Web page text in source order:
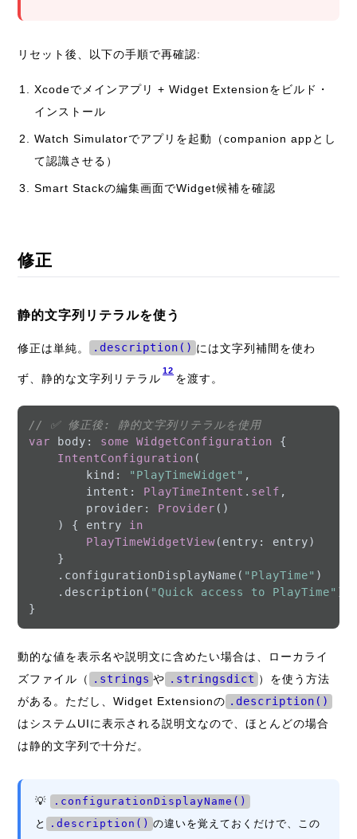
リセット後、以下の手順で再確認:
Xcodeでメインアプリ + Widget Extensionをビルド・
インストール
Watch Simulatorでアプリを起動（companion appとし
て認識させる）
Smart Stackの編集画面でWidget候補を確認
修正
静的文字列リテラルを使う
修正は単純。 .description() には文字列補間を使わ
ず、静的な文字列リテラル
12
を渡す。
// ✅ 修正後: 静的文字列リテラルを使用
var body: some WidgetConfiguration {
IntentConfiguration (
        kind:
"PlayTimeWidget" ,
        intent:
PlayTimeIntent . self ,
        provider:
Provider ()
    ) { entry
in
PlayTimeWidgetView(entry: entry)
    }
    .configurationDisplayName(
"PlayTime" )
    .description(
"Quick access to PlayTime"
動的な値を表示名や説明文に含めたい場合は、ローカライ
ズファイル（
.strings や .stringsdict ）を使う方法
がある。ただし、Widget Extensionの .description()
はシステムUIに表示される説明文なので、ほとんどの場合
は静的文字列で十分だ。
💡
.configurationDisplayName()
と
.description() の違いを覚えておくだけで、この